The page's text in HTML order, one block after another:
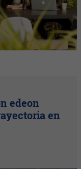
edeon
en